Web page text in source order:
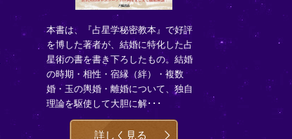
本書は、『占星学秘密教本』で好評
を博した著者が、結婚に特化した占
星術の書を書き下ろしたもの。結婚
の時期・相性・宿縁（絆）・複数
婚・玉の輿婚・離婚について、独自
理論を駆使して大胆に解･･･
詳しく見る